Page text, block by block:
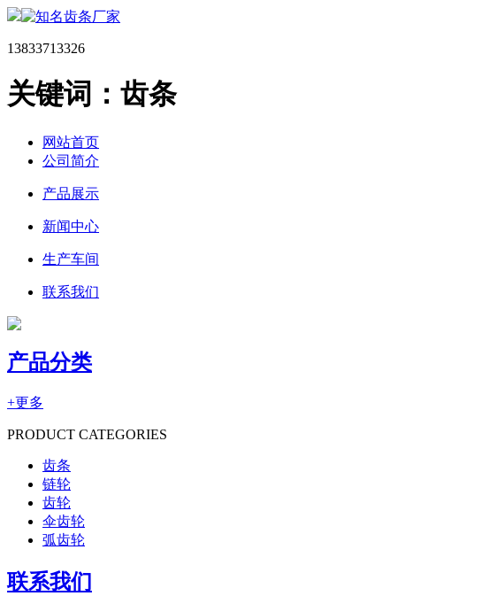
13833713326
关键词：齿条
网站首页
公司简介
产品展示
新闻中心
生产车间
联系我们
产品分类
+更多
PRODUCT CATEGORIES
齿条
链轮
齿轮
伞齿轮
弧齿轮
联系我们